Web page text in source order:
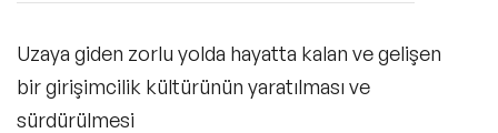
Uzaya giden zorlu yolda hayatta kalan ve gelişen
bir girişimcilik kültürünün yaratılması ve
sürdürülmesi